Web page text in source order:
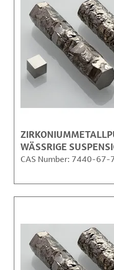
WÄSSRIGE
CAS Number: 7440-67-